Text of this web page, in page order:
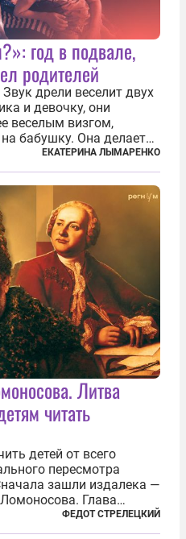
год в подвале,
родителей
дрели веселит двух
и девочку, они
веселым визгом,
бабушку. Она делает
что она
правда: дрель, конечно,
ЕКАТЕРИНА ЛЫМАРЕНКО
Литва
читать
детей от всего
пересмотра
зашли издалека —
Глава
Синкявичюс
тексты из программ
ФЕДОТ СТРЕЛЕЦКИЙ